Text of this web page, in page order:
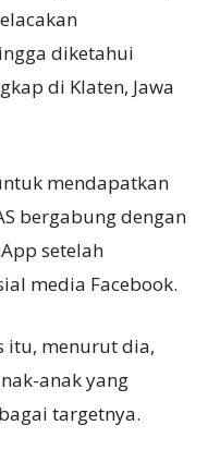
diketahui
di Klaten, Jawa
mendapatkan
bergabung dengan
setelah
media Facebook.
itu, menurut dia,
anak yang
targetnya.